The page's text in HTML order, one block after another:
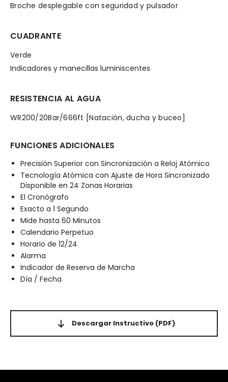
Broche desplegable con seguridad y pulsador
CUADRANTE
Verde
Indicadores y manecillas luminiscentes
RESISTENCIA AL AGUA
WR200/20Bar/666ft [Natación, ducha y buceo]
FUNCIONES ADICIONALES
Precisión Superior con Sincronización a Reloj Atómico
Tecnología Atómica con Ajuste de Hora Sincronizado
Disponible en 24 Zonas Horarias
El Cronógrafo
Exacto a 1 Segundo
Mide hasta 60 Minutos
Calendario Perpetuo
Horario de 12/24
Alarma
Indicador de Reserva de Marcha
Día / Fecha
Descargar Instructivo (PDF)